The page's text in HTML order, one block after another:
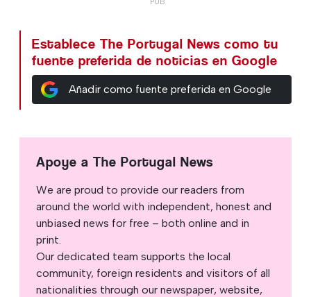
Establece The Portugal News como tu
fuente preferida de noticias en Google
Añadir como fuente preferida en Google
Apoye a The Portugal News
We are proud to provide our readers from
around the world with independent, honest and
unbiased news for free – both online and in
print.
Our dedicated team supports the local
community, foreign residents and visitors of all
nationalities through our newspaper, website,